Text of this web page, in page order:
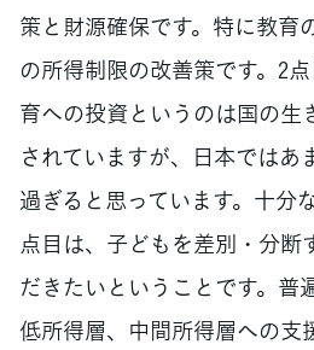
策と財源確保です。特に教育
の所得制限の改善策です。2
育への投資というのは国の生
されていますが、日本ではあ
過ぎると思っています。十分
点目は、子どもを差別・分断
だきたいということです。普
低所得層、中間所得層への支